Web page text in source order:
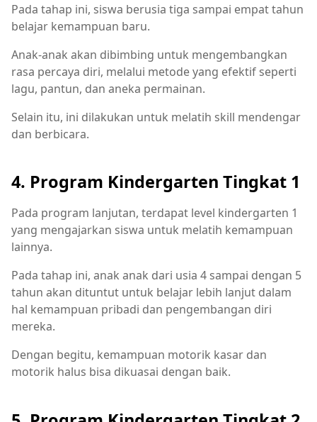
Pada tahap ini, siswa berusia tiga sampai empat tahun
belajar kemampuan baru.
Anak-anak akan dibimbing untuk mengembangkan
rasa percaya diri, melalui metode yang efektif seperti
lagu, pantun, dan aneka permainan.
Selain itu, ini dilakukan untuk melatih skill mendengar
dan berbicara.
4. Program Kindergarten Tingkat 1
Pada program lanjutan, terdapat level kindergarten 1
yang mengajarkan siswa untuk melatih kemampuan
lainnya.
Pada tahap ini, anak anak dari usia 4 sampai dengan 5
tahun akan dituntut untuk belajar lebih lanjut dalam
hal kemampuan pribadi dan pengembangan diri
mereka.
Dengan begitu, kemampuan motorik kasar dan
motorik halus bisa dikuasai dengan baik.